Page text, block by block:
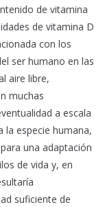
de vitamina
de vitamina D
con los
ser humano en las
aire libre,
muchas
a escala
la especie humana,
una adaptación
de vida y, en
suficiente de